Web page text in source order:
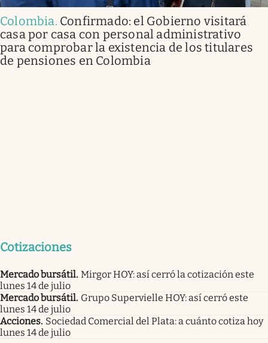
Colombia. Confirmado: el Gobierno visitará
casa por casa con personal administrativo
para comprobar la existencia de los titulares
de pensiones en Colombia
Cotizaciones
Mercado bursátil. Mirgor HOY: así cerró la cotización este
lunes 14 de julio
Mercado bursátil. Grupo Supervielle HOY: así cerró este
lunes 14 de julio
Acciones. Sociedad Comercial del Plata: a cuánto cotiza hoy
lunes 14 de julio